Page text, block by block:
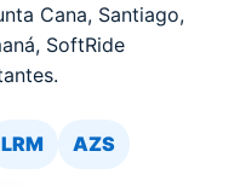
Cana, Santiago,
SoftRide
LRM AZS